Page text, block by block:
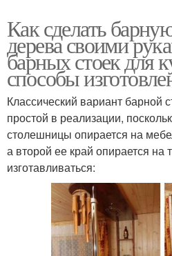
Как сделать
дерева своими
барных стоек для
способы
Классический вариант барной
простой в реализации,
столешницы опирается на
а второй ее край опирается
изготавливаться: